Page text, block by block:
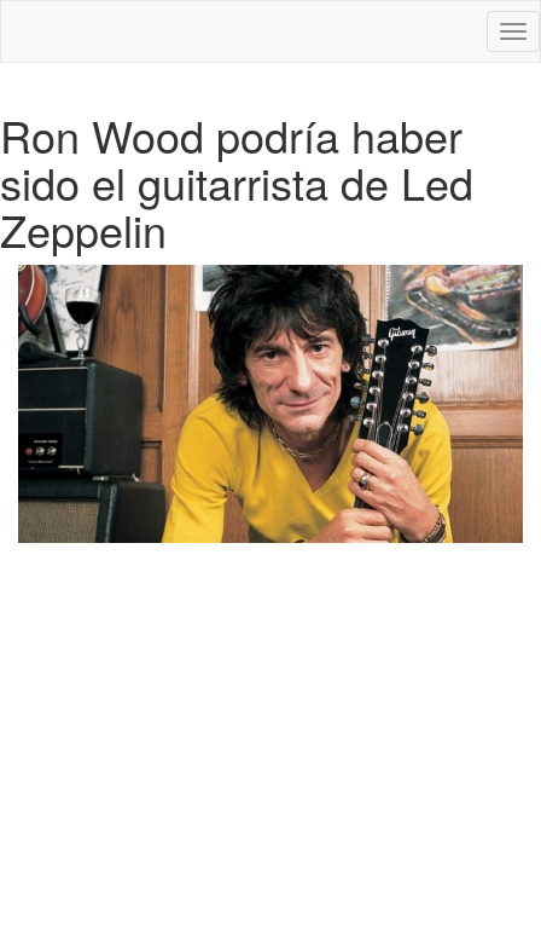
Ron Wood podría haber
sido el guitarrista de Led
Zeppelin